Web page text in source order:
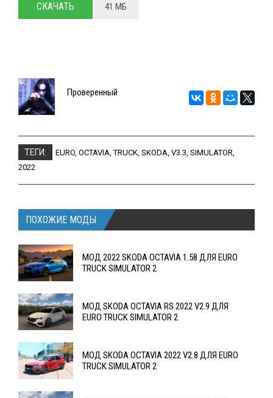
СКАЧАТЬ 41 МБ
Проверенный
ТЕГИ: EURO, OCTAVIA,TRUCK, SKODA, V3.3, SIMULATOR,
2022
ПОХОЖИЕ МОДЫ
МОД 2022 SKODA OCTAVIA 1.58 ДЛЯ EURO
TRUCK SIMULATOR 2
МОД SKODA OCTAVIA RS 2022 V2.9 ДЛЯ
EURO TRUCK SIMULATOR 2
МОД SKODA OCTAVIA 2022 V2.8 ДЛЯ EURO
TRUCK SIMULATOR 2